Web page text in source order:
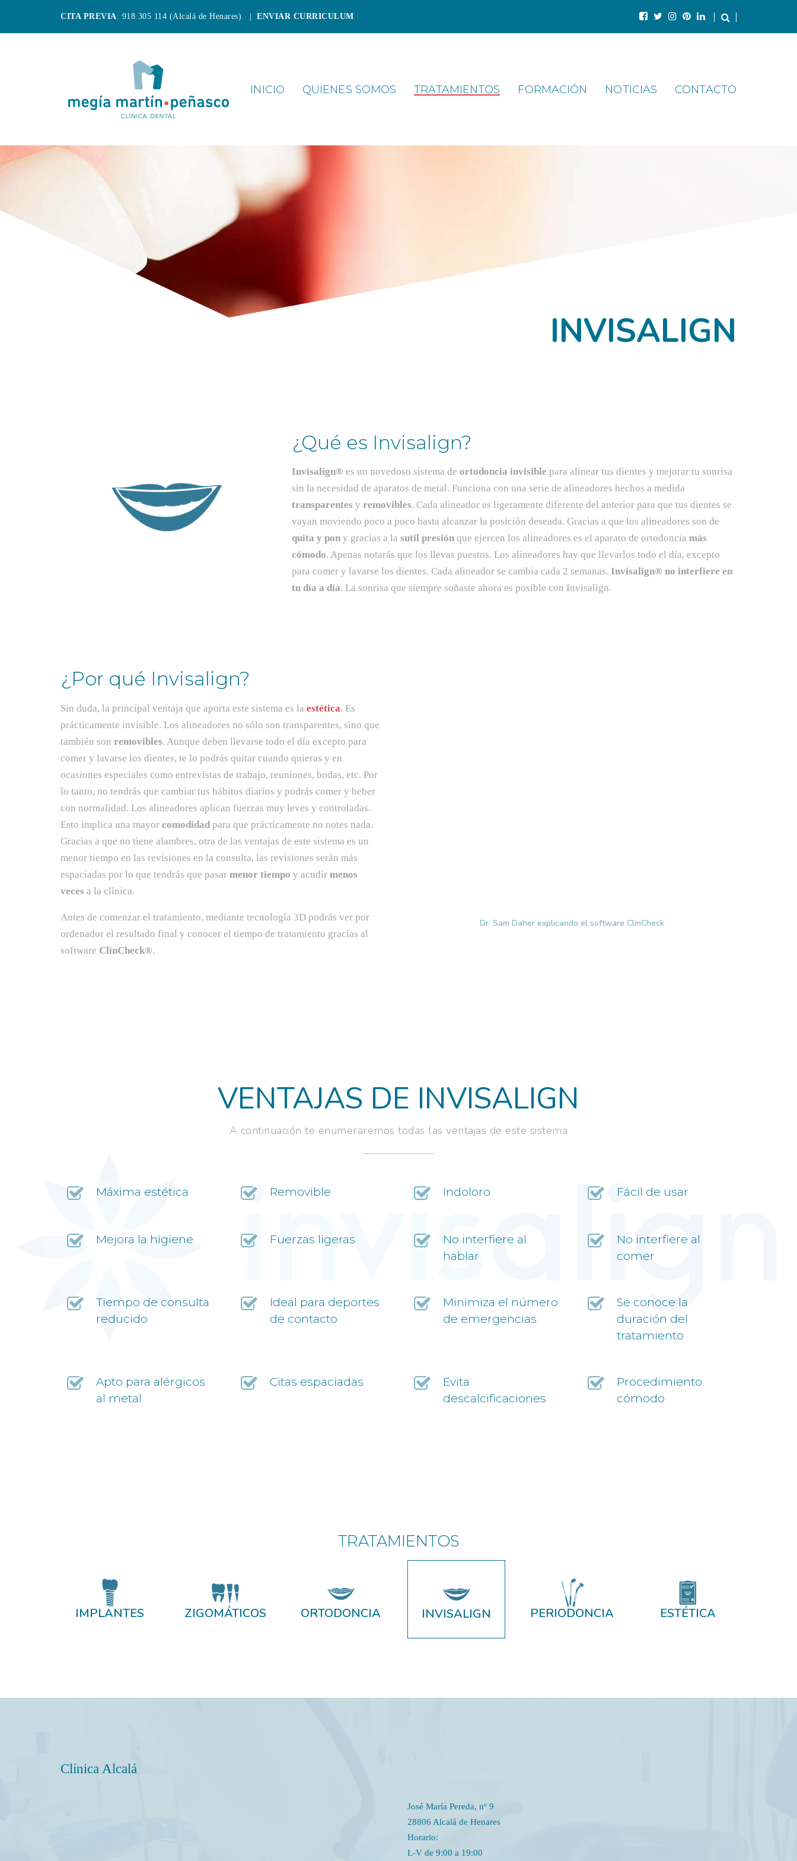
CITA PREVIA: 918 305 114 (Alcalá de Henares) | ENVIAR CURRICULUM
INICIO QUIENES SOMOS TRATAMIENTOS FORMACIÓN NOTICIAS CONTACTO
INVISALIGN
¿Qué es Invisalign?
Invisalign® es un novedoso sistema de ortodoncia invisible para alinear tus dientes y mejorar tu sonrisa
sin la necesidad de aparatos de metal. Funciona con una serie de alineadores hechos a medida
transparentes y removibles. Cada alineador es ligeramente diferente del anterior para que tus dientes se
vayan moviendo poco a poco hasta alcanzar la posición deseada. Gracias a que los alineadores son de
quita y pon y gracias a la sutil presión que ejercen los alineadores es el aparato de ortodoncia más
cómodo. Apenas notarás que los llevas puestos. Los alineadores hay que llevarlos todo el día, excepto
para comer y lavarse los dientes. Cada alineador se cambia cada 2 semanas. Invisalign® no interfiere en
tu día a día. La sonrisa que siempre soñaste ahora es posible con Invisalign.
¿Por qué Invisalign?
Sin duda, la principal ventaja que aporta este sistema es la estética. Es
prácticamente invisible. Los alineadores no sólo son transparentes, sino que
también son removibles. Aunque deben llevarse todo el día excepto para
comer y lavarse los dientes, te lo podrás quitar cuando quieras y en
ocasiones especiales como entrevistas de trabajo, reuniones, bodas, etc. Por
lo tanto, no tendrás que cambiar tus hábitos diarios y podrás comer y beber
con normalidad. Los alineadores aplican fuerzas muy leves y controladas.
Esto implica una mayor comodidad para que prácticamente no notes nada.
Gracias a que no tiene alambres, otra de las ventajas de este sistema es un
menor tiempo en las revisiones en la consulta, las revisiones serán más
espaciadas por lo que tendrás que pasar menor tiempo y acudir menos
veces a la clínica.
Antes de comenzar el tratamiento, mediante tecnología 3D podrás ver por
ordenador el resultado final y conocer el tiempo de tratamiento gracias al
software ClinCheck®.
Dr. Sam Daher explicando el software ClinCheck
VENTAJAS DE INVISALIGN
A continuación te enumeraremos todas las ventajas de este sistema
Máxima estética Removible Indoloro Fácil de usar
Mejora la higiene Fuerzas ligeras
No interfiere al
hablar
No interfiere al
comer
Tiempo de consulta
reducido
Ideal para deportes
de contacto
Minimiza el número
de emergencias
Se conoce la
duración del
tratamiento
Apto para alérgicos
al metal
Citas espaciadas
Evita
descalcificaciones
Procedimiento
cómodo
TRATAMIENTOS
IMPLANTES ZIGOMÁTICOS ORTODONCIA INVISALIGN PERIODONCIA ESTÉTICA
Clínica Alcalá
José María Pereda, nº 9
28806 Alcalá de Henares
Horario:
L-V de 9:00 a 19:00